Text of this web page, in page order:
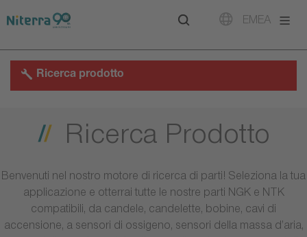
to
to
to
EMEA
Ricerca prodotto
Ricerca Prodotto
Benvenuti nel nostro motore di ricerca di parti! Seleziona la tua
applicazione e otterrai tutte le nostre parti NGK e NTK
compatibili, da candele, candelette, bobine, cavi di
accensione, a sensori di ossigeno, sensori della massa d’aria,